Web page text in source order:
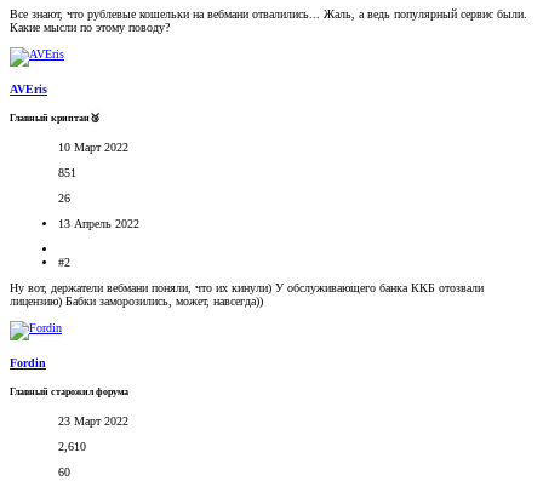
Все знают, что рублевые кошельки на вебмани отвалились... Жаль, а ведь популярный сервис были.
Какие мысли по этому поводу?
AVEris
Главный криптан🥉
10 Март 2022
851
26
13 Апрель 2022
#2
Ну вот, держатели вебмани поняли, что их кинули) У обслуживающего банка ККБ отозвали
лицензию) Бабки заморозились, может, навсегда))
Fordin
Главный старожил форума
23 Март 2022
2,610
60